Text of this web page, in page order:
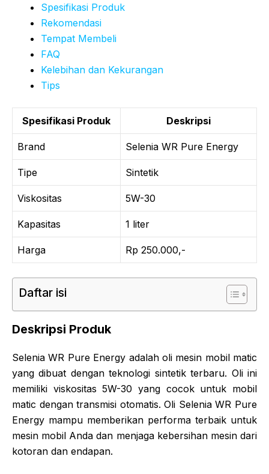
Spesifikasi Produk
Rekomendasi
Tempat Membeli
FAQ
Kelebihan dan Kekurangan
Tips
Spesifikasi Produk Deskripsi
Brand Selenia WR Pure Energy
Tipe Sintetik
Viskositas 5W-30
Kapasitas 1 liter
Harga Rp 250.000,-
Daftar isi
Deskripsi Produk
Selenia WR Pure Energy adalah oli mesin mobil matic
yang dibuat dengan teknologi sintetik terbaru. Oli ini
memiliki viskositas 5W-30 yang cocok untuk mobil
matic dengan transmisi otomatis. Oli Selenia WR Pure
Energy mampu memberikan performa terbaik untuk
mesin mobil Anda dan menjaga kebersihan mesin dari
kotoran dan endapan.